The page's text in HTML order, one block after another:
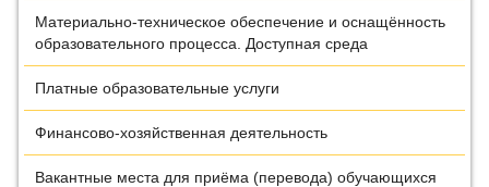
Материально-техническое обеспечение и оснащённость
образовательного процесса. Доступная среда
Платные образовательные услуги
Финансово-хозяйственная деятельность
Вакантные места для приёма (перевода) обучающихся